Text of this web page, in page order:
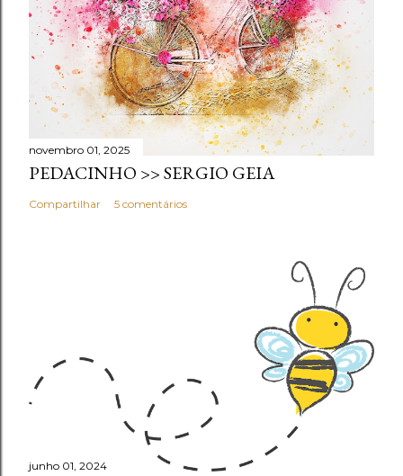
novembro 01, 2025
PEDACINHO >> SERGIO GEIA
Compartilhar 5 comentários
junho 01, 2024